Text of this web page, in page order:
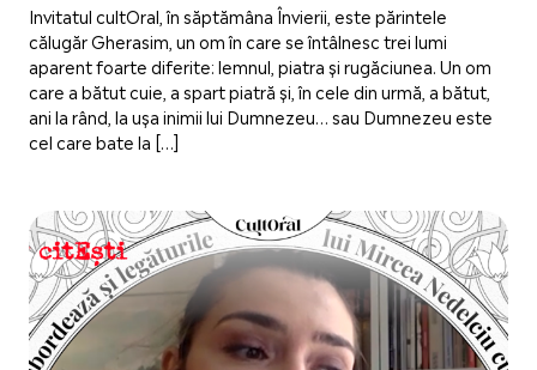
Invitatul cultOral, în săptămâna Învierii, este părintele
călugăr Gherasim, un om în care se întâlnesc trei lumi
aparent foarte diferite: lemnul, piatra și rugăciunea. Un om
care a bătut cuie, a spart piatră și, în cele din urmă, a bătut,
ani la rând, la ușa inimii lui Dumnezeu… sau Dumnezeu este
cel care bate la […]